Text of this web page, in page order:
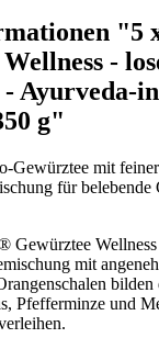
"5
-
Ayurveda-
g"
Gewürztee mit
für belebende
Wellness
mit
bilden
Pfefferminze und